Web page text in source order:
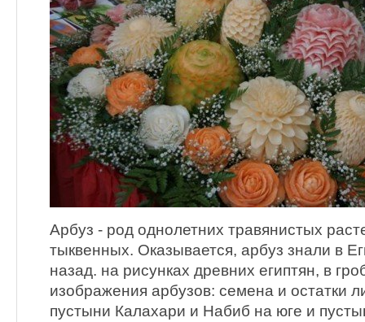
Арбуз - род однолетних травянистых
тыквенных. Оказывается, арбуз знали в
назад. на рисунках древних египтян, в
изображения арбузов: семена и остатки
пустыни Калахари и Набиб на юге и